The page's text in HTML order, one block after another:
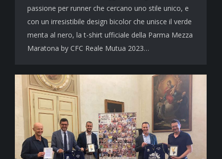
passione per runner che cercano uno stile unico, e
con un irresistibile design bicolor che unisce il verde
menta al nero, la t-shirt ufficiale della Parma Mezza
Maratona by CFC Reale Mutua 2023…